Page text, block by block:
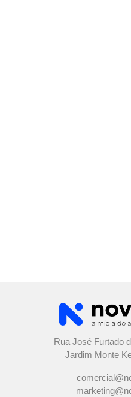
Rua José Furtado
Jardim Monte